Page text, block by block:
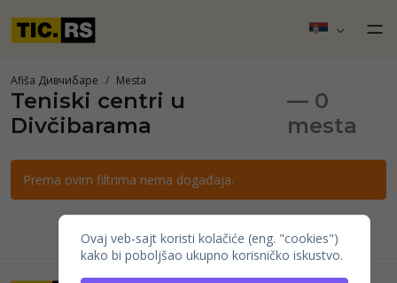
Afiša Дивчибаре Mesta
Teniski centri u
Divčibarama
— 0
mesta
Prema ovim filtrima nema događaja.
Ovaj veb-sajt koristi kolačiće (eng. "cookies")
kako bi poboljšao ukupno korisničko iskustvo.